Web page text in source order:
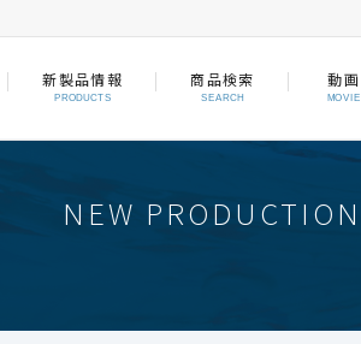
新製品情報
PRODUCTS
商品検索
SEARCH
動画
MOVIE
NEW PRODUCTION